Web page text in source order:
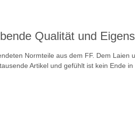
Qualität und
Normteile aus dem FF. Dem
Artikel und gefühlt ist kein Ende